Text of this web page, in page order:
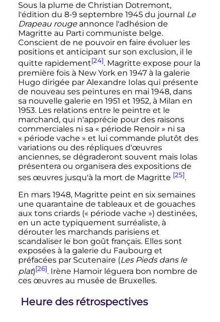
Sous la plume de Christian Dotremont,
l'édition du 8-9 septembre 1945du journal Le
Drapeau rougeannonce l'adhésion de
Magritte au Parti communiste belge.
Conscient de ne pouvoir en faire évoluer les
positions et anticipant sur son exclusion, il le
quitte rapidement[24]. Magritte expose pour la
première fois à New York en 1947 à la galerie
Hugo dirigée par Alexandre Iolas qui présente
de nouveau ses peintures en mai 1948, dans
sa nouvelle galerie en 1951 et 1952, à Milan en
1953. Les relations entre le peintre et le
marchand, qui n'apprécie pour des raisons
commerciales ni sa « période Renoir » ni sa
« période vache » et lui commande plutôt des
variations ou des répliques d'œuvres
anciennes, se dégraderont souvent mais Iolas
présentera ou organisera des expositions de
ses œuvres jusqu'à la mort de Magritte [25].
En mars 1948, Magritte peint en six semaines
une quarantaine de tableaux et de gouaches
aux tons criards (« période vache ») destinées,
en un acte typiquement surréaliste, à
dérouter les marchands parisiens et
scandaliser le bon goût français. Elles sont
exposées à la galerie du Faubourg et
préfacées par Scutenaire (Les Pieds dans le
plat)[26]. Irène Hamoir léguera bon nombre de
ces œuvres au musée de Bruxelles.
Heure des rétrospectives